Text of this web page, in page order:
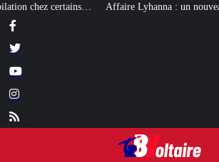
: un nouveau rapport qui tombe comme un cruel